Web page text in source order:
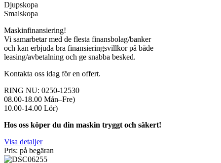
Djupskopa
Smalskopa
Maskinfinansiering!
Vi samarbetar med de flesta finansbolag/banker
och kan erbjuda bra finansieringsvillkor på både
leasing/avbetalning och ge snabba besked.
Kontakta oss idag för en offert.
RING NU: 0250-12530
08.00-18.00 Mån–Fre)
10.00-14.00 Lör)
Hos oss köper du din maskin tryggt och säkert!
Visa detaljer
Pris: på begäran